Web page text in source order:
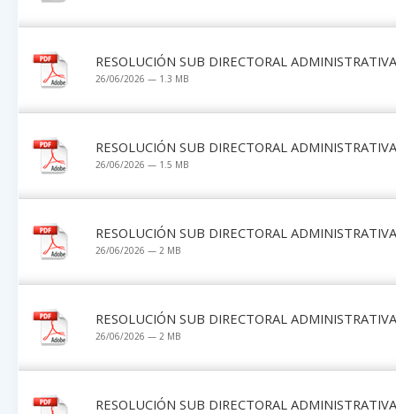
RESOLUCIÓN SUB DIRECTORAL
26/06/2026 — 1.3 MB
RESOLUCIÓN SUB DIRECTORAL
26/06/2026 — 1.5 MB
RESOLUCIÓN SUB DIRECTORAL
26/06/2026 — 2 MB
RESOLUCIÓN SUB DIRECTORAL
26/06/2026 — 2 MB
RESOLUCIÓN SUB DIRECTORAL